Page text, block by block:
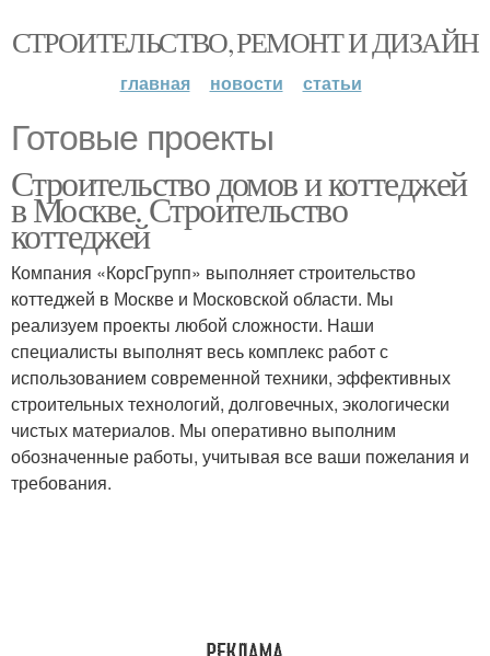
СТРОИТЕЛЬСТВО, РЕМОНТ И ДИЗАЙН
главная новости статьи
Готовые проекты
Строительство домов и коттеджей
в Москве. Строительство
коттеджей
Компания «КорсГрупп» выполняет строительство
коттеджей в Москве и Московской области. Мы
реализуем проекты любой сложности. Наши
специалисты выполнят весь комплекс работ с
использованием современной техники, эффективных
строительных технологий, долговечных, экологически
чистых материалов. Мы оперативно выполним
обозначенные работы, учитывая все ваши пожелания и
требования.